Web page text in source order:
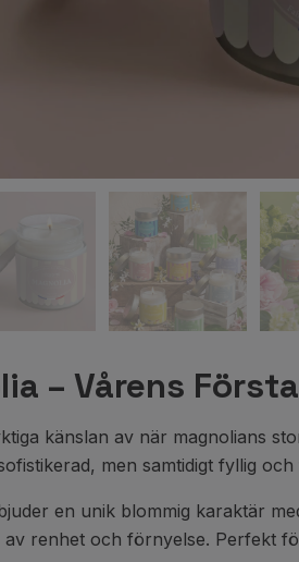
– Vårens
känslan av när magnolians
men samtidigt fyllig
en unik blommig karaktär
av renhet och förnyelse. Perfekt